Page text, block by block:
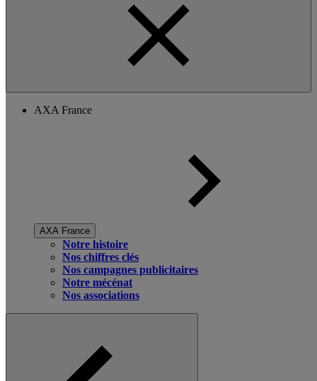
AXA France
AXA France
Notre histoire
Nos chiffres clés
Nos campagnes publicitaires
Notre mécénat
Nos associations